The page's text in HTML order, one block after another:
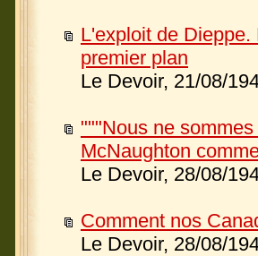
L'exploit de
premier plan
Le Devoir, 21/08/
"""Nous ne
McNaughton
Le Devoir, 28/08/
Comment nos
Le Devoir, 28/08/